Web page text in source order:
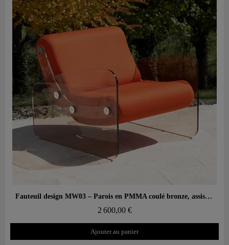
Aperçu rapide Fauteuil design MW03 – Parois en PMMA coulé bronze, assise en mousse alvéolaire
2 600,00 €
Ajouter au panier